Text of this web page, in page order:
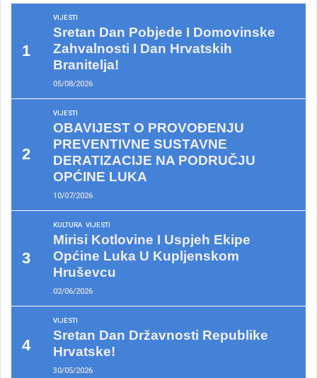
VIJESTI
Sretan Dan Pobjede I Domovinske
Zahvalnosti I Dan Hrvatskih
Branitelja!
05/08/2026
VIJESTI
OBAVIJEST O PROVOĐENJU
PREVENTIVNE SUSTAVNE
DERATIZACIJE NA PODRUČJU
OPĆINE LUKA
10/07/2026
KULTURA VIJESTI
Mirisi Kotlovine I Uspjeh Ekipe
Općine Luka U Kupljenskom
Hruševcu
02/06/2026
VIJESTI
Sretan Dan Državnosti Republike
Hrvatske!
30/05/2026